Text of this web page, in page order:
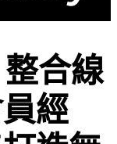
合線
經